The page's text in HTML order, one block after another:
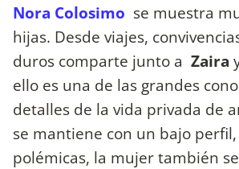
Nora Colosimo se muestra
hijas. Desde viajes,
duros comparte junto a Zaira
ello es una de las grandes
detalles de la vida privada de
se mantiene con un bajo
polémicas, la mujer también